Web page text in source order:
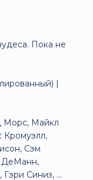
Пока не
|
Морс, Майкл
Кромуэлл,
Сэм
ДеМанн,
Синиз, ...